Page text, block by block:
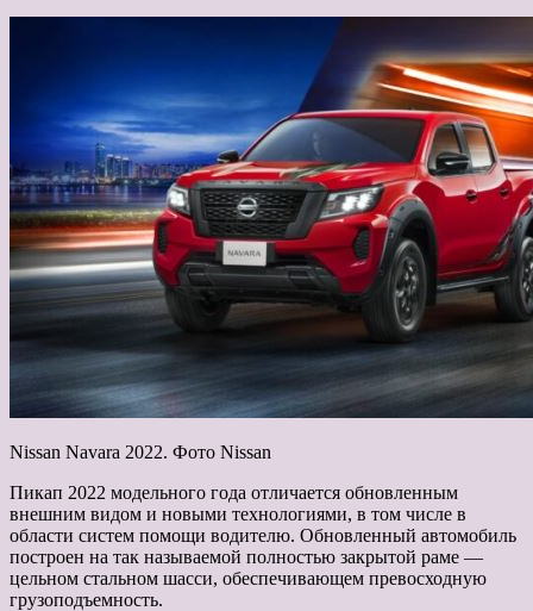
Nissan Navara 2022. Фото Nissan
Пикап 2022 модельного года отличается обновленным
внешним видом и новыми технологиями, в том числе в
области систем помощи водителю. Обновленный автомобиль
построен на так называемой полностью закрытой раме —
цельном стальном шасси, обеспечивающем превосходную
грузоподъемность.